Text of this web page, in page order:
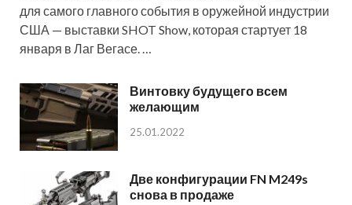
для самого главного события в оружейной индустрии
США — выставки SHOT Show, которая стартует 18
января в Лаг Вегасе. …
Винтовку будущего всем
желающим
25.01.2022
Две конфигурации FN M249s
снова в продаже